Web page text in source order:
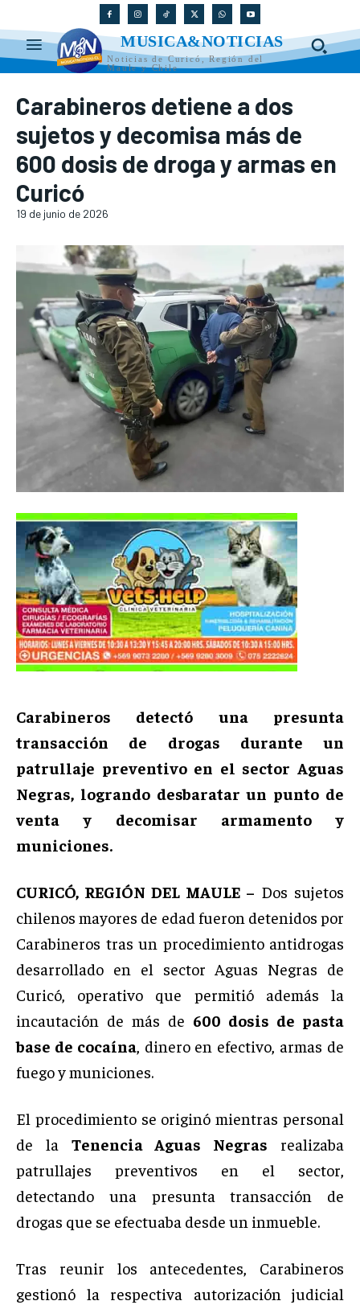
MUSICA&NOTICIAS
Noticias de Curicó, Región del
Maule y Chile
Carabineros detiene a dos
sujetos y decomisa más de
600 dosis de droga y armas en
Curicó
19 de junio de 2026
Carabineros detectó una presunta
transacción de drogas durante un
patrullaje preventivo en el sector Aguas
Negras, logrando desbaratar un punto de
venta y decomisar armamento y
municiones.
CURICÓ, REGIÓN DEL MAULE – Dos sujetos
chilenos mayores de edad fueron detenidos por
Carabineros tras un procedimiento antidrogas
desarrollado en el sector Aguas Negras de
Curicó, operativo que permitió además la
incautación de más de 600 dosis de pasta
base de cocaína , dinero en efectivo, armas de
fuego y municiones.
El procedimiento se originó mientras personal
de la Tenencia Aguas Negras realizaba
patrullajes preventivos en el sector,
detectando una presunta transacción de
drogas que se efectuaba desde un inmueble.
Tras reunir los antecedentes, Carabineros
gestionó la respectiva autorización judicial